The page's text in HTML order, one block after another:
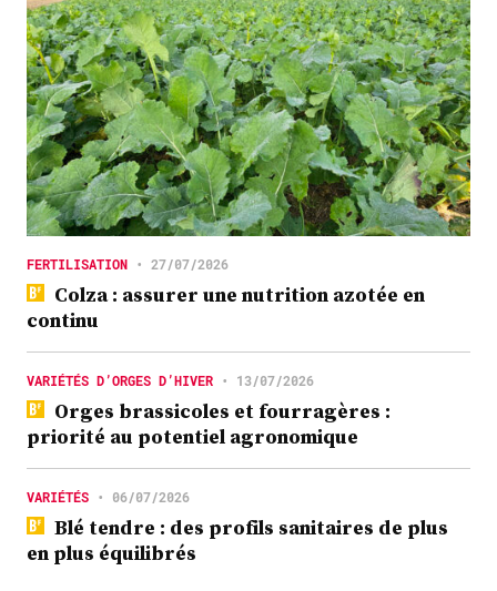
FERTILISATION • 27/07/2026
Colza : assurer une nutrition azotée en
continu
VARIÉTÉS D’ORGES D’HIVER • 13/07/2026
Orges brassicoles et fourragères :
priorité au potentiel agronomique
VARIÉTÉS • 06/07/2026
Blé tendre : des profils sanitaires de plus
en plus équilibrés